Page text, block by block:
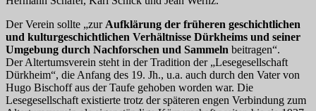
Der Verein sollte „zur Aufklärung der früheren geschichtlichen
und kulturgeschichtlichen Verhältnisse Dürkheims und seiner
Umgebung durch Nachforschen und Sammeln beitragen“.
Der Altertumsverein steht in der Tradition der „Lesegesellschaft
Dürkheim“, die Anfang des 19. Jh., u.a. auch durch den Vater von
Hugo Bischoff aus der Taufe gehoben worden war. Die
Lesegesellschaft existierte trotz der späteren engen Verbindung zum